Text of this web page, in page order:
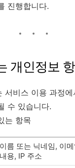
진행합니다.
개인정보
서비스 이용 과정
수 있습니다.
는 항목
이름 또는 닉네임, 이
내용, IP 주소